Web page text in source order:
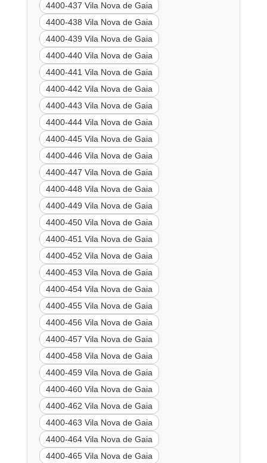
4400-437 Vila Nova de Gaia
4400-438 Vila Nova de Gaia
4400-439 Vila Nova de Gaia
4400-440 Vila Nova de Gaia
4400-441 Vila Nova de Gaia
4400-442 Vila Nova de Gaia
4400-443 Vila Nova de Gaia
4400-444 Vila Nova de Gaia
4400-445 Vila Nova de Gaia
4400-446 Vila Nova de Gaia
4400-447 Vila Nova de Gaia
4400-448 Vila Nova de Gaia
4400-449 Vila Nova de Gaia
4400-450 Vila Nova de Gaia
4400-451 Vila Nova de Gaia
4400-452 Vila Nova de Gaia
4400-453 Vila Nova de Gaia
4400-454 Vila Nova de Gaia
4400-455 Vila Nova de Gaia
4400-456 Vila Nova de Gaia
4400-457 Vila Nova de Gaia
4400-458 Vila Nova de Gaia
4400-459 Vila Nova de Gaia
4400-460 Vila Nova de Gaia
4400-462 Vila Nova de Gaia
4400-463 Vila Nova de Gaia
4400-464 Vila Nova de Gaia
4400-465 Vila Nova de Gaia